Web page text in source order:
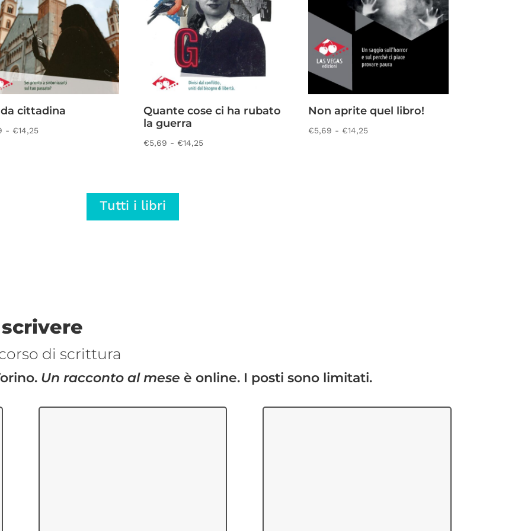
cittadina
- €14,25Fascia
Quante cose ci ha rubato
la guerra
€5,69 - €14,25Fascia
Non aprite quel libro!
€5,69 - €14,25Fascia
Tutti i libri
di scrittura
Un racconto al mese è online. I posti sono limitati.